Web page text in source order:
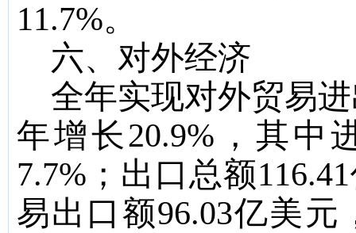
11.7%。
六、对外经济
全年实现对外贸易
年增长20.9% ，其中
7.7% ；出口总额116.41
易出口额96.03亿美元